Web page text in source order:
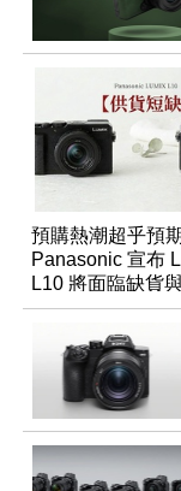
預購熱潮超乎預期
Panasonic 宣布
L10 將面臨缺貨
貨時間